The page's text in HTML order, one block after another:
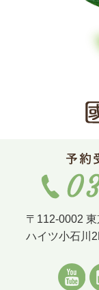
〒112-0002
ハイツ小石川